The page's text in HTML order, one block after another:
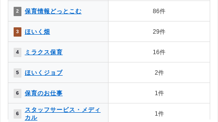
2 保育情報どっとこむ 86件
3 ほいく畑 29件
4 ミラクス保育 16件
5 ほいくジョブ 2件
6 保育のお仕事 1件
6
スタッフサービス・メディ
カル
1件